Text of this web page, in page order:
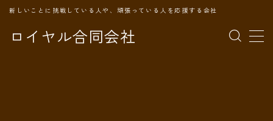
ロイヤル合同会社
新しいことに挑戦している人や、頑張っている人を応援する会社
MENU